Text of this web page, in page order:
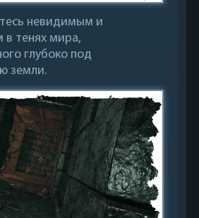
невидимым и
тенях мира,
глубоко под
земли.